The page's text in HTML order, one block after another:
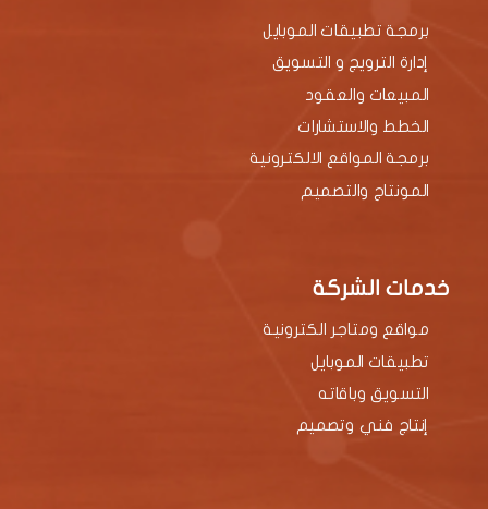
برمجة تطبيقات الموبايل
إدارة الترويج و التسويق
المبيعات والعقود
الخطط والاستشارات
برمجة المواقع الالكترونية
المونتاج والتصميم
خدمات الشركة
مواقع ومتاجر الكترونية
تطبيقات الموبايل
التسويق وباقاته
إنتاج فني وتصميم